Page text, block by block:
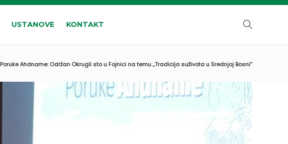
USTANOVE KONTAKT
Poruke Ahdname: Održan Okrugli sto u Fojnici na temu „Tradicija suživota u Srednjoj Bosni“